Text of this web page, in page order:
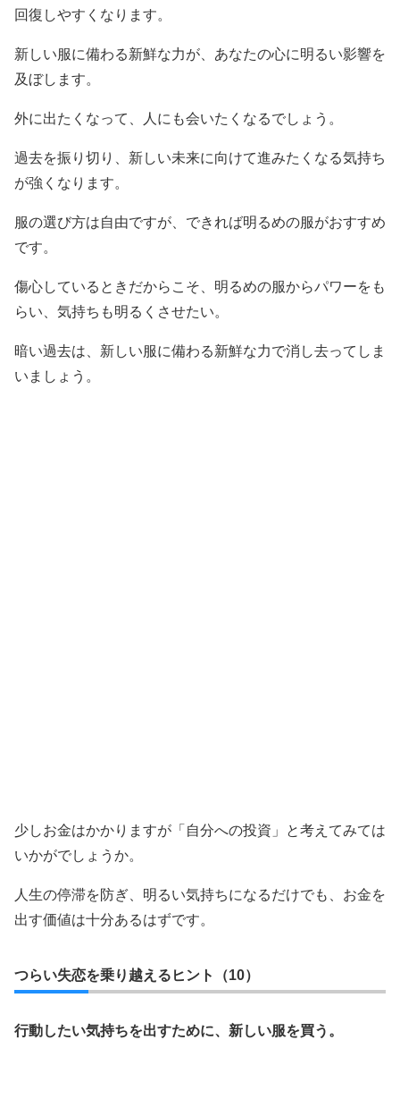
回復しやすくなります。
新しい服に備わる新鮮な力が、あなたの心に明るい影響を
及ぼします。
外に出たくなって、人にも会いたくなるでしょう。
過去を振り切り、新しい未来に向けて進みたくなる気持ち
が強くなります。
服の選び方は自由ですが、できれば明るめの服がおすすめ
です。
傷心しているときだからこそ、明るめの服からパワーをも
らい、気持ちも明るくさせたい。
暗い過去は、新しい服に備わる新鮮な力で消し去ってしま
いましょう。
少しお金はかかりますが「自分への投資」と考えてみては
いかがでしょうか。
人生の停滞を防ぎ、明るい気持ちになるだけでも、お金を
出す価値は十分あるはずです。
つらい失恋を乗り越えるヒント（10）
行動したい気持ちを出すために、新しい服を買う。